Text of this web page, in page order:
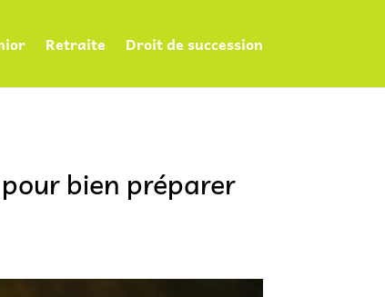
Retraite Droit de succession
bien préparer